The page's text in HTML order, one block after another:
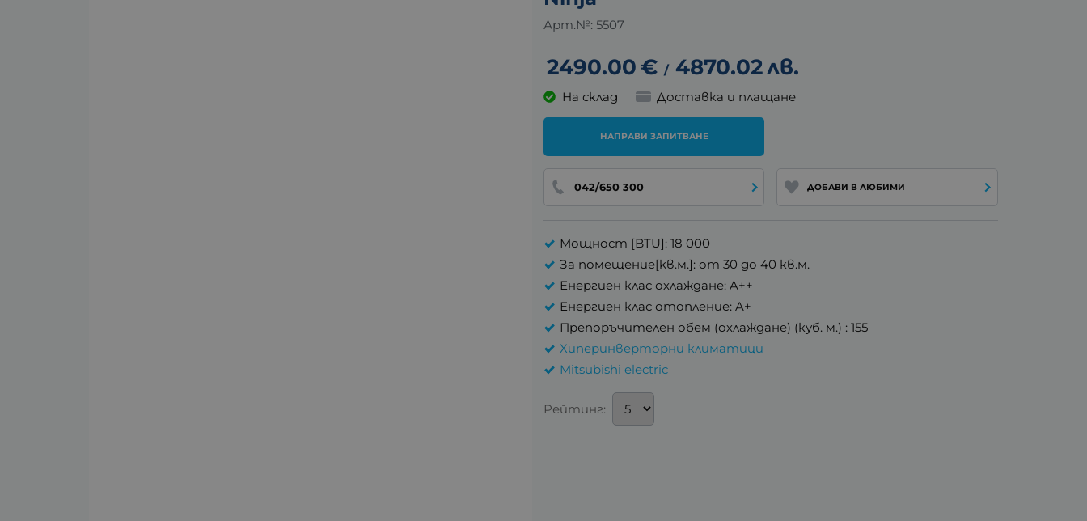
Арт.№: 5507
2490.00€ / 4870.02лв.
На склад Доставка и плащане
НАПРАВИ ЗАПИТВАНЕ
042/650 300 ДОБАВИ В ЛЮБИМИ
Мощност [BTU]: 18 000
За помещение[kв.м.]: от 30 до 40 кв.м.
Енергиен клас охлаждане: A++
Енергиен клас отопление: A+
Препоръчителен обем (охлаждане) (куб. м.) : 155
Хиперинверторни климатици
Mitsubishi electric
Рейтинг: